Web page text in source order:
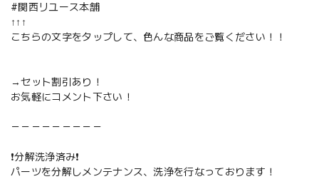
#関西リユース本舗
↑↑↑
こちらの文字をタップして、色んな商品をご覧ください！！
→セット割引あり！
お気軽にコメント下さい！
－－－－－－－－－
❗️分解洗浄済み❗️
パーツを分解しメンテナンス、洗浄を行なっております！